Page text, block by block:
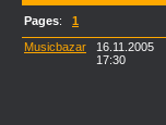
Pages: 1
Musicbazar
16.11.2005
17:30